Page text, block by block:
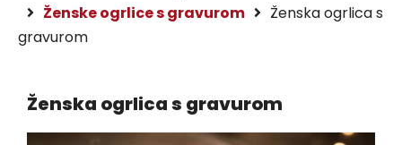
Ženske ogrlice s gravurom
Ženska ogrlica s
gravurom
Ženska ogrlica s gravurom